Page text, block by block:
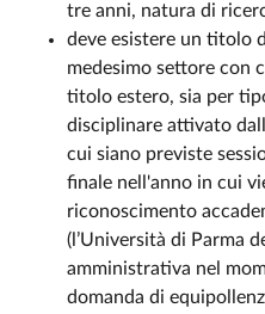
tre anni, natura di
deve esistere un titolo
medesimo settore con
titolo estero, sia per
disciplinare attivato
cui siano previste
finale nell'anno in cui
riconoscimento
(l’Università di Parma
amministrativa nel
domanda di